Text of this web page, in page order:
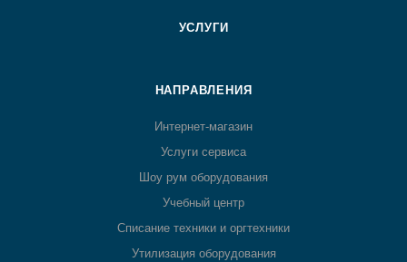
УСЛУГИ
НАПРАВЛЕНИЯ
Интернет-магазин
Услуги сервиса
Шоу рум оборудования
Учебный центр
Списание техники и оргтехники
Утилизация оборудования